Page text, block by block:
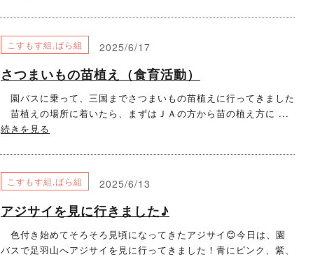
こすもす組,ばら組 2025/6/17
さつまいもの苗植え（食育活動）
園バスに乗って、三国までさつまいもの苗植えに行ってきました
苗植えの場所に着いたら、まずはＪＡの方から苗の植え方に ...
続きを見る
こすもす組,ばら組 2025/6/13
アジサイを見に行きました♪
色付き始めてそろそろ見頃になってきたアジサイ😊今日は、園
バスで足羽山へアジサイを見に行ってきました！青にピンク、紫、